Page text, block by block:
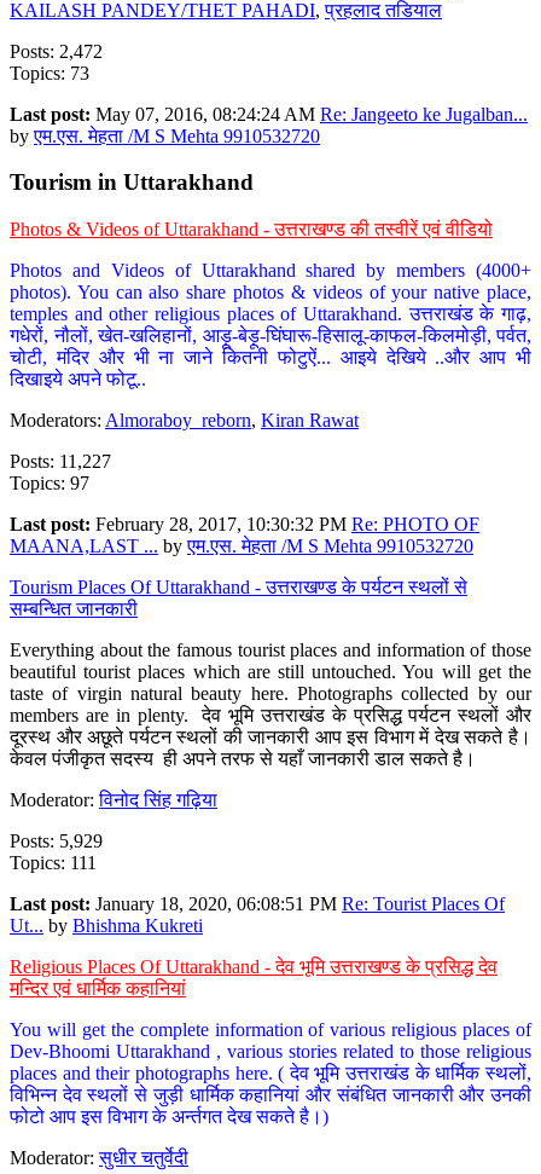
KAILASH PANDEY/THET PAHADI,प्रहलाद तडियाल
Posts: 2,472
Topics: 73
Last post: May 07, 2016, 08:24:24 AM Re: Jangeeto ke Jugalban...
byएम.एस. मेहता /M S Mehta 9910532720
Tourism in Uttarakhand
Photos & Videos of Uttarakhand - उत्तराखण्ड की तस्वीरें एवं वीडियो
Photos and Videos of Uttarakhand shared by members (4000+
photos). You can also share photos & videos of your native place,
temples and other religious places of Uttarakhand. उत्तराखंड के गाढ़,
गधेरों, नौलों, खेत-खलिहानों, आड़ू-बेड़ू-घिंघारू-हिसालू-काफल-किलमोड़ी, पर्वत,
चोटी, मंदिर और भी ना जाने कितनी फोटुऐं... आइये देखिये ..और आप भी
दिखाइये अपने फोटू..
Moderators: Almoraboy_reborn, Kiran Rawat
Posts: 11,227
Topics: 97
Last post: February 28, 2017, 10:30:32 PM Re: PHOTO OF
MAANA,LAST ... byएम.एस. मेहता /M S Mehta 9910532720
Tourism Places Of Uttarakhand - उत्तराखण्ड के पर्यटन स्थलों से
सम्बन्धित जानकारी
Everything about the famous tourist places and information of those
beautiful tourist places which are still untouched. You will get the
taste of virgin natural beauty here. Photographs collected by our
members are in plenty. देव भूमि उत्तराखंड के प्रसिद्ध पर्यटन स्थलों और
दूरस्थ और अछूते पर्यटन स्थलों की जानकारी आप इस विभाग में देख सकते है।
केवल पंजीकृत सदस्य ही अपने तरफ से यहाँ जानकारी डाल सकते है।
Moderator:विनोद सिंह गढ़िया
Posts: 5,929
Topics: 111
Last post: January 18, 2020, 06:08:51 PM Re: Tourist Places Of
Ut... by Bhishma Kukreti
Religious Places Of Uttarakhand - देव भूमि उत्तराखण्ड के प्रसिद्ध देव
मन्दिर एवं धार्मिक कहानियां
You will get the complete information of various religious places of
Dev-Bhoomi Uttarakhand , various stories related to those religious
places and their photographs here. ( देव भूमि उत्तराखंड के धार्मिक स्थलों,
विभिन्न देव स्थलों से जुड़ी धार्मिक कहानियां और संबंधित जानकारी और उनकी
फोटो आप इस विभाग के अर्न्तगत देख सकते है।)
Moderator:सुधीर चतुर्वेदी